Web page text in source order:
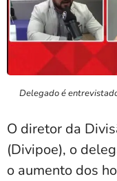
Delegado é
O diretor da
(Divipoe), o
o aumento dos